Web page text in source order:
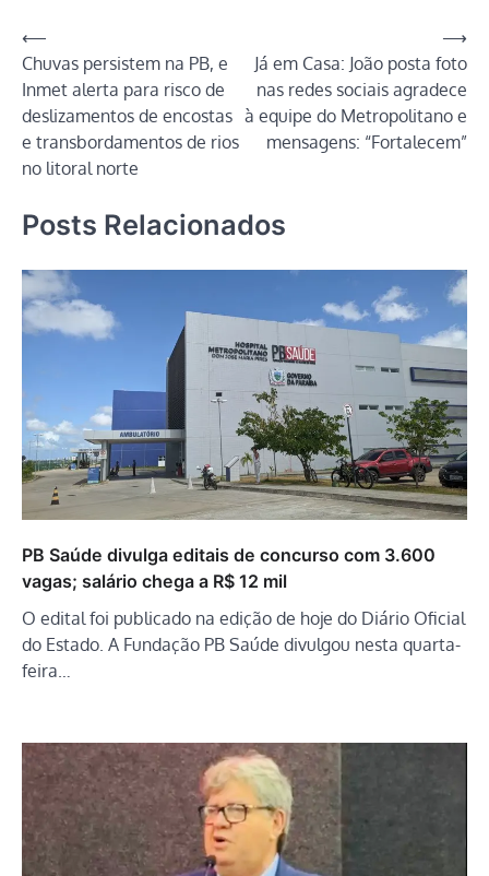
Navegação
de
Post
⟵
Chuvas persistem na PB, e
Inmet alerta para risco de
deslizamentos de encostas
e transbordamentos de rios
no litoral norte
Já em Casa: João posta foto
nas redes sociais agradece
à equipe do Metropolitano e
mensagens: “Fortalecem”
⟶
Posts Relacionados
PB Saúde divulga editais de concurso com 3.600
vagas; salário chega a R$ 12 mil
O edital foi publicado na edição de hoje do Diário Oficial
do Estado. A Fundação PB Saúde divulgou nesta quarta-
feira…